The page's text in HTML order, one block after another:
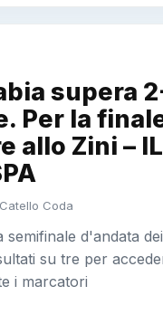
supera
Per la
allo Zini –
Catello Coda
semifinale d'andata
su tre per
i marcatori